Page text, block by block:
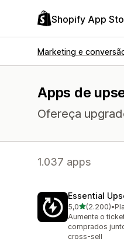
Shopify App
Marketing e
Apps de
Ofereça
1.037 apps
Essential
5,0de 5 estrelas
(2.200)
2200 •
Aumente o
comprados
cross-sell